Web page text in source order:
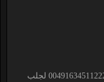
الشيخ الروحاني جلب الحبيب و خلال ساعة 00491634511222 لجلب